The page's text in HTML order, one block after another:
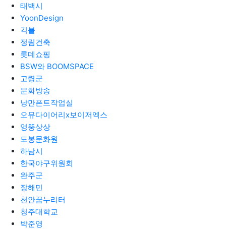
태백시
YoonDesign
긱블
정림건축
롯데쇼핑
BSW와 BOOMSPACE
고령군
문화방송
낭만폰트작업실
오뮤다이어리x보이저엑스
엉뚱상상
도봉문화원
하남시
한국야구위원회
완주군
장해민
천안꿈누리터
청주대학교
박준영